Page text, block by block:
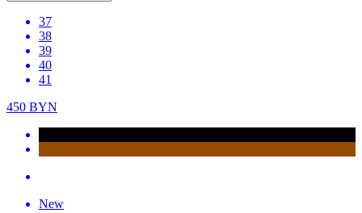
37
38
39
40
41
450 BYN
New